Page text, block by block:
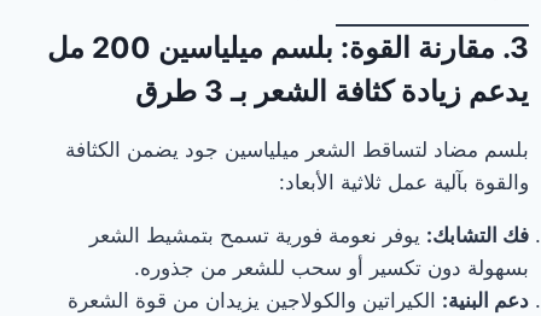
3. مقارنة القوة: بلسم ميلياسين 200 مل
يدعم زيادة كثافة الشعر بـ 3 طرق
بلسم مضاد لتساقط الشعر ميلياسين جود يضمن الكثافة
والقوة بآلية عمل ثلاثية الأبعاد:
فك التشابك: يوفر نعومة فورية تسمح بتمشيط الشعر
بسهولة دون تكسير أو سحب للشعر من جذوره.
دعم البنية: الكيراتين والكولاجين يزيدان من قوة الشعرة